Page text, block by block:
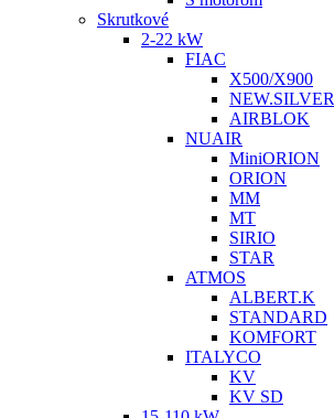
Skrutkové
2-22 kW
FIAC
X500/X900
NEW.SILVER
AIRBLOK
NUAIR
MiniORION
ORION
MM
MT
SIRIO
STAR
ATMOS
ALBERT.K
STANDARD
KOMFORT
ITALYCO
KV
KV SD